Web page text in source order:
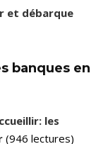
et débarque
banques en
les
(946 lectures)